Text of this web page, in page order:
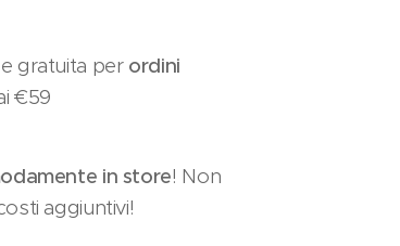
gratuita perordini
€59
in store! Non
aggiuntivi!